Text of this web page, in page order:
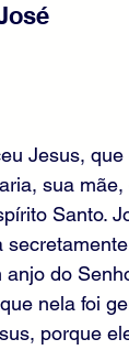
Jesus,
sua
Santo.
do
nela foi
porque